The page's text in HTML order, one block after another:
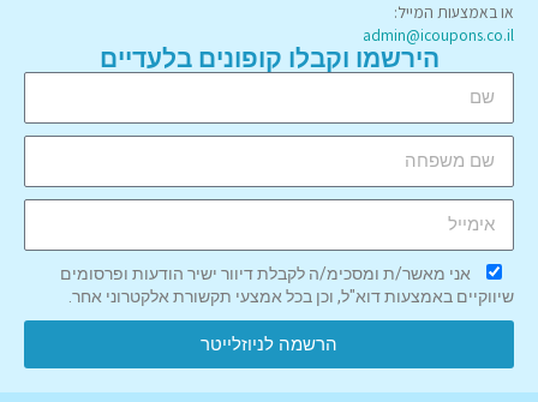
או באמצעות המייל:
admin@icoupons.co.il
הירשמו וקבלו קופונים בלעדיים
אני מאשר/ת ומסכימ/ה לקבלת דיוור ישיר הודעות ופרסומים
שיווקיים באמצעות דוא"ל, וכן בכל אמצעי תקשורת אלקטרוני אחר.
הרשמה לניוזלייטר